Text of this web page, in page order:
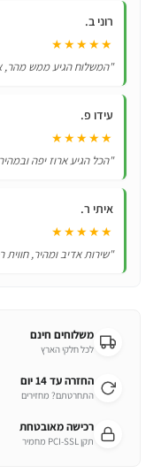
מכשפה
לילדות
רוני ב.
★★★★★
"המשלוח הגיע ממש מהר,
עידו פ.
★★★★★
"הכל הגיע ארוז יפה
איתי ר.
★★★★★
"שירות אדיב ומהיר,
משלוחים חינם
לכל חלקי הארץ
החזרה עד 14 יום
התחרטתם? מחזירים
רכישה מאובטחת
תקן PCI-SSL מחמיר